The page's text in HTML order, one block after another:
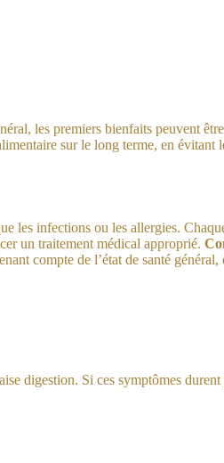
les premiers bienfaits peuvent
sur le long terme, en évitant
les infections ou les allergies.
un traitement médical approprié.
compte de l’état de santé général,
digestion. Si ces symptômes durent